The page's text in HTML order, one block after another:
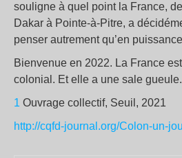
souligne à quel point la France,
Dakar à Pointe-à-Pitre, a
penser autrement qu’en
Bienvenue en 2022. La France
colonial. Et elle a une sale gueule.
1 Ouvrage collectif, Seuil, 2021
http://cqfd-journal.org/Colon-un-